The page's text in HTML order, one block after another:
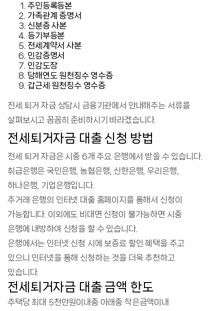
주민등록등본
가족관계 증명서
신분증 사본
등기부등본
전세계약서 사본
인감증명서
인감도장
당해연도 원천징수 영수증
갑근세 원천징수 영수증
전세 퇴거 자금 상담시 금융기관에서 안내해주는 서류를
살펴보시고 꼼꼼히 준비하시기 바라겠습니다.
전세퇴거자금 대출 신청 방법
전세 퇴거 자금은 시중 6개 주요 은행에서 받을 수 있습니다.
취급은행은 국민은행, 농협은행, 신한은행, 우리은행,
하나은행, 기업은행입니다.
주거래 은행의 인터넷 대출 홈페이지를 통해서 신청이
가능합니다. 이외에도 비대면 신청이 불가능하면 시중
은행에 내방하여 신청을 할 수 있습니다.
은행에서는 인터넷 신청 시에 보증료 할인 혜택을 주고
있으니 인터넷을 통해 신청하는 것을 더욱 추천하고
있습니다.
전세퇴거자금 대출 금액 한도
주택당 최대 5천만원이내중 아래중 작은금액이내